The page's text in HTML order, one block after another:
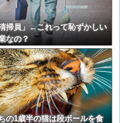
掃員」←これって恥ずかしい
なの？
の1歳半の猫は段ボールを食